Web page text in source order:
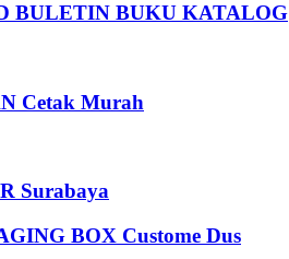
BULETIN BUKU KATALOG
Cetak Murah
Surabaya
BOX Custome Dus